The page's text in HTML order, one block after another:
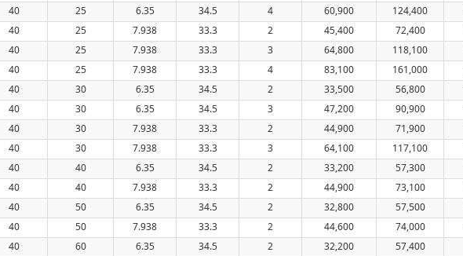
40 25 6.35 34.5 4 60,900 124,400
40 25 7.938 33.3 2 45,400 72,400
40 25 7.938 33.3 3 64,800 118,100
40 25 7.938 33.3 4 83,100 161,000
40 30 6.35 34.5 2 33,500 56,800
40 30 6.35 34.5 3 47,200 90,900
40 30 7.938 33.3 2 44,900 71,900
40 30 7.938 33.3 3 64,100 117,100
40 40 6.35 34.5 2 33,200 57,300
40 40 7.938 33.3 2 44,900 73,100
40 50 6.35 34.5 2 32,800 57,500
40 50 7.938 33.3 2 44,600 74,000
40 60 6.35 34.5 2 32,200 57,400